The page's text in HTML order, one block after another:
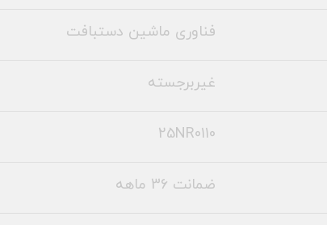
فناوری ماشین دستبافت
غیربرجسته
25NR0110
ضمانت 36 ماهه